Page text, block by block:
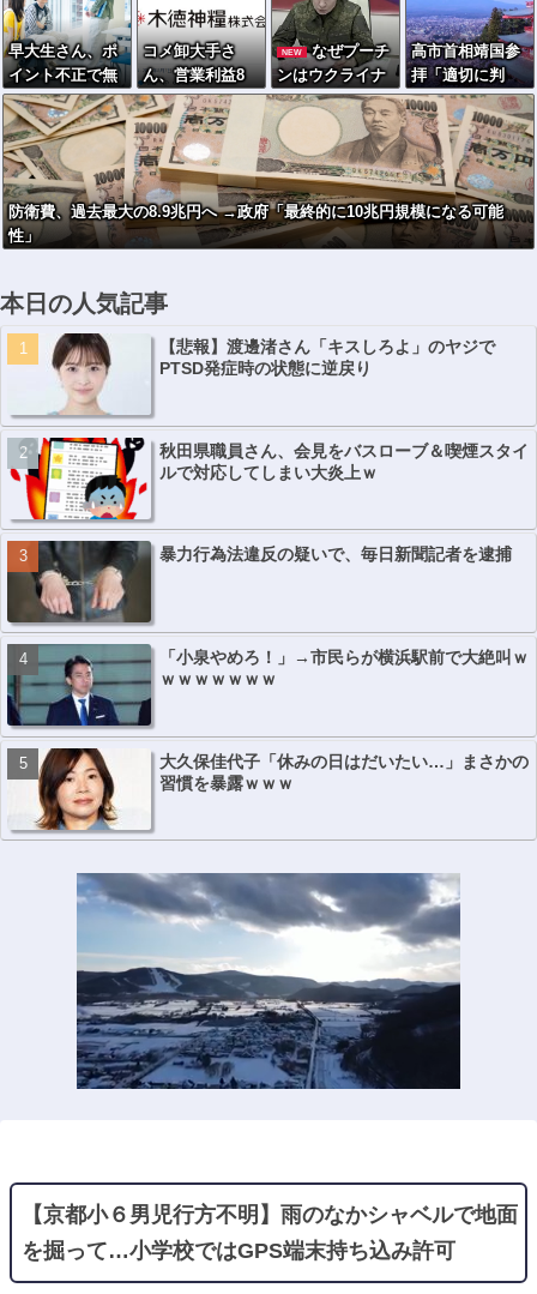
ｗ
いる」との問題
意識か
早大生さん、ポ
イント不正で無
銭飲食ｗｗｗ大
学が異例の警告
へ
コメ卸大手さ
ん、営業利益8
3％減 高値で買
い込んだ米が売
れず「損切り祭
り」開幕へ
NEW
なぜプーチ
ンはウクライナ
侵攻をやめられ
ないのか？！
高市首相靖国参
拝「適切に判
断」 官房長官
防衛費、過去最大の8.9兆円へ →政府「最終的に10兆円規模になる可能
性」
本日の人気記事
【悲報】渡邊渚さん「キスしろよ」のヤジで
PTSD発症時の状態に逆戻り
秋田県職員さん、会見をバスローブ＆喫煙スタイ
ルで対応してしまい大炎上ｗ
暴力行為法違反の疑いで、毎日新聞記者を逮捕
「小泉やめろ！」→市民らが横浜駅前で大絶叫ｗ
ｗｗｗｗｗｗｗ
大久保佳代子「休みの日はだいたい…」まさかの
習慣を暴露ｗｗｗ
【京都小６男児行方不明】雨のなかシャベルで地面
を掘って…小学校ではGPS端末持ち込み許可